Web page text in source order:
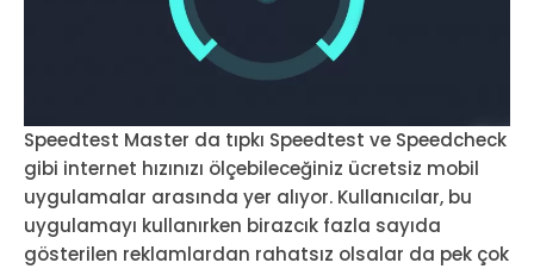
Speedtest Master da tıpkı Speedtest ve Speedcheck
gibi internet hızınızı ölçebileceğiniz ücretsiz mobil
uygulamalar arasında yer alıyor. Kullanıcılar, bu
uygulamayı kullanırken birazcık fazla sayıda
gösterilen reklamlardan rahatsız olsalar da pek çok